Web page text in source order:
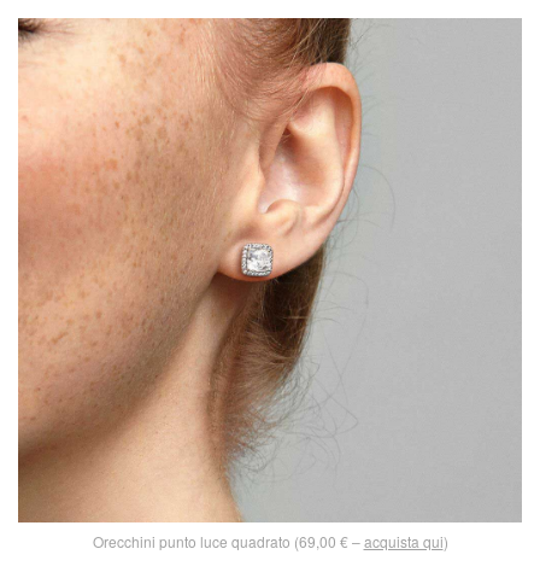
Orecchini punto luce quadrato (69,00 € –acquista qui)